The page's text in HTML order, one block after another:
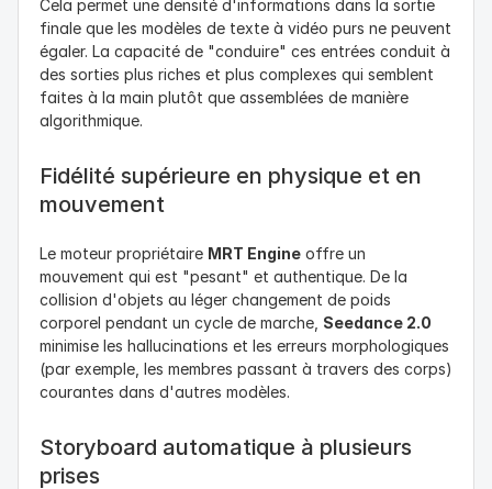
spaghettis avec une intensité monstrueuse. Ces clips de
4 à 15 secondes démontrent la capacité du modèle à
interpréter des invites complexes et conflictuelles ("chat
géant", "destruction de la ville") et à les fusionner en
une narrative visuelle cohérente. Cela met en avant la
masse du chat géant) et la dynamique de destruction
(bâtiments s'effondrant de manière réaliste). Cela ouvre
une nouvelle frontière pour les créateurs de mèmes et les
concepts "impossibles" avec une esthétique de haut
budget. Cela montre la compréhension sémantique de
concepts disparates par Seedance 2.0.
Production de vidéo musicale stylisée
(Le "Kanye West impérial")
Un clip largement visionné a imaginé le rappeur Kanye
West et Kim Kardashian comme des personnages dans
un drame impérial chinois traditionnel, avec un dialogue
un seul tableau de bord fluide. Que vous créiez un
avatar parlant pour le marketing d'affiliation ou un récit
cinématographique, notre plateforme tout-en-un élimine
la frustration technique liée au changement
d'applications, vous faisant gagner des heures de
travail tout en maintenant une qualité de rendu 4K.
Cela permet une densité d'informations dans la sortie
finale que les modèles de texte à vidéo purs ne peuvent
égaler. La capacité de "conduire" ces entrées conduit à
des sorties plus riches et plus complexes qui semblent
faites à la main plutôt que assemblées de manière
algorithmique.
Fidélité supérieure en physique et en
mouvement
Le moteur propriétaire MRT Engine offre un
mouvement qui est "pesant" et authentique. De la
collision d'objets au léger changement de poids
corporel pendant un cycle de marche, Seedance 2.0
minimise les hallucinations et les erreurs morphologiques
(par exemple, les membres passant à travers des corps)
courantes dans d'autres modèles.
Storyboard automatique à plusieurs
prises